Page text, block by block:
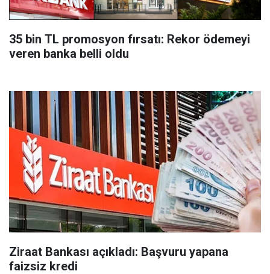
35 bin TL promosyon fırsatı: Rekor ödemeyi
veren banka belli oldu
Ziraat Bankası açıkladı: Başvuru yapana
faizsiz kredi